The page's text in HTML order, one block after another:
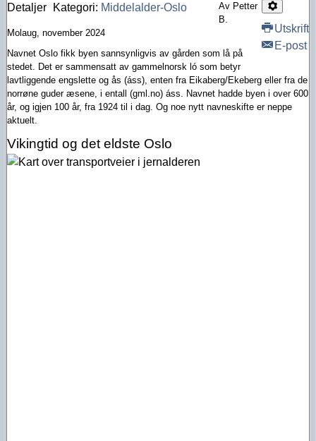
Utskrift
E-post
Detaljer Kategori: Middelalder-Oslo
Av Petter
B.
Molaug, november 2024
Navnet Oslo fikk byen sannsynligvis av gården som lå på
stedet. Det er sammensatt av gammelnorsk ló som betyr
lavtliggende engslette og ås (áss), enten fra Eikaberg/Ekeberg eller fra de
norrøne guder æsene, i entall (gml.no) áss. Navnet hadde byen i over 600
år, og igjen 100 år, fra 1924 til i dag. Og noe nytt navneskifte er neppe
aktuelt.
Vikingtid og det eldste Oslo